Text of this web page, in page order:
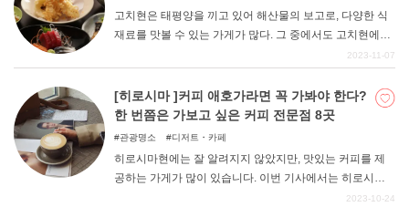
고치현은 태평양을 끼고 있어 해산물의 보고로, 다양한 식
재료를 맛볼 수 있는 가게가 많다. 그 중에서도 고치현에서
먹을 수 있는 일식은 가쓰오타타키, 장어 등이 유명하다. 또
어보지 못한 희귀한 식재료를 활용한 요리가 있는 것도 일
식의 매력이다. 여기서는 수많은 가게 중에서 고치현에서
만 맛볼 수 있는 일식집을 엄선하여 소개합니다.
2023-11-07
[히로시마 ]커피 애호가라면 꼭 가봐야 한다?
한 번쯤은 가보고 싶은 커피 전문점 8곳
관광명소 디저트・카페
히로시마현에는 잘 알려지지 않았지만, 맛있는 커피를 제
공하는 가게가 많이 있습니다. 이번 기사에서는 히로시마
현민인 필자가 추천하는 한 번쯤 가보고 싶은 커피 전문점
2023-10-24